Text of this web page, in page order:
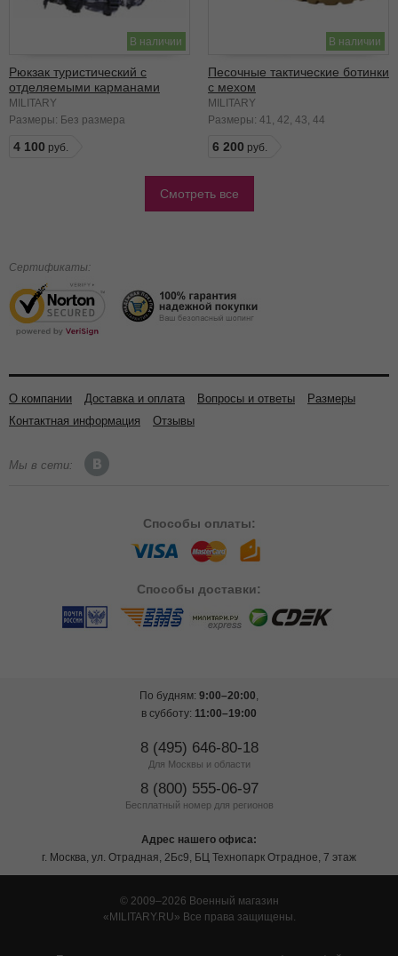
В наличии
Рюкзак туристический с
отделяемыми карманами
черная цифра
MILITARY
Размеры: Без размера
4 100
В наличии
Песочные тактические ботинки
с мехом
MILITARY
Размеры: 41 42 43 44
6 200
Смотреть все
Сертификаты:
О компании Доставка и оплата Вопросы и ответы
Размеры
Контактная информация
Отзывы
Мы в сети:
Способы оплаты:
Способы доставки:
По будням: 9:00–20:00,
в субботу: 11:00–19:00
8 (495) 646-80-18
Для Москвы и области
8 (800) 555-06-97
Бесплатный номер для регионов
Адрес нашего офиса:
г. Москва, ул. Отрадная, 2Бс9, БЦ Технопарк Отрадное, 7 этаж
© 2009–2026 Военный магазин
MILITARY.RU
Все права защищены.